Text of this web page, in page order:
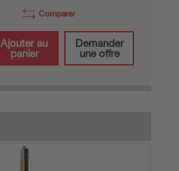
Comparer
Ajouter au
panier
Demander
une offre